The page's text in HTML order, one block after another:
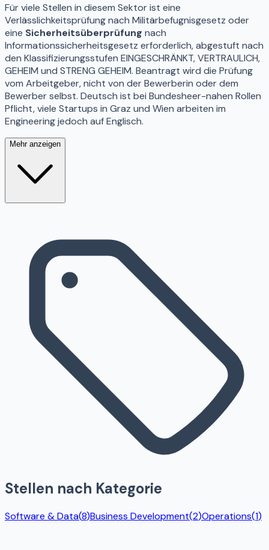
Für viele Stellen in diesem Sektor ist eine
Verlässlichkeitsprüfung nach Militärbefugnisgesetz oder
eine Sicherheitsüberprüfung nach
Informationssicherheitsgesetz erforderlich, abgestuft nach
den Klassifizierungsstufen EINGESCHRÄNKT, VERTRAULICH,
GEHEIM und STRENG GEHEIM. Beantragt wird die Prüfung
vom Arbeitgeber, nicht von der Bewerberin oder dem
Bewerber selbst. Deutsch ist bei Bundesheer-nahen Rollen
Pflicht, viele Startups in Graz und Wien arbeiten im
Engineering jedoch auf Englisch.
Mehr anzeigen
Stellen nach Kategorie
Software & Data(8)Business Development(2)Operations(1)